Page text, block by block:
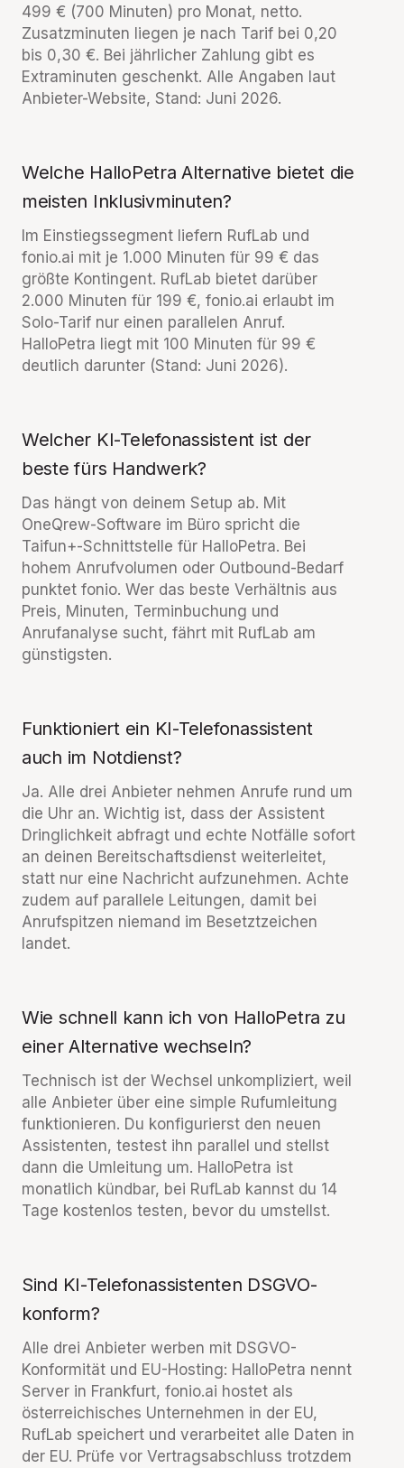
499 € (700 Minuten) pro Monat, netto.
Zusatzminuten liegen je nach Tarif bei 0,20
bis 0,30 €. Bei jährlicher Zahlung gibt es
Extraminuten geschenkt. Alle Angaben laut
Anbieter-Website, Stand: Juni 2026.
Welche HalloPetra Alternative bietet die
meisten Inklusivminuten?
Im Einstiegssegment liefern RufLab und
fonio.ai mit je 1.000 Minuten für 99 € das
größte Kontingent. RufLab bietet darüber
2.000 Minuten für 199 €, fonio.ai erlaubt im
Solo-Tarif nur einen parallelen Anruf.
HalloPetra liegt mit 100 Minuten für 99 €
deutlich darunter (Stand: Juni 2026).
Welcher KI-Telefonassistent ist der
beste fürs Handwerk?
Das hängt von deinem Setup ab. Mit
OneQrew-Software im Büro spricht die
Taifun+-Schnittstelle für HalloPetra. Bei
hohem Anrufvolumen oder Outbound-Bedarf
punktet fonio. Wer das beste Verhältnis aus
Preis, Minuten, Terminbuchung und
Anrufanalyse sucht, fährt mit RufLab am
günstigsten.
Funktioniert ein KI-Telefonassistent
auch im Notdienst?
Ja. Alle drei Anbieter nehmen Anrufe rund um
die Uhr an. Wichtig ist, dass der Assistent
Dringlichkeit abfragt und echte Notfälle sofort
an deinen Bereitschaftsdienst weiterleitet,
statt nur eine Nachricht aufzunehmen. Achte
zudem auf parallele Leitungen, damit bei
Anrufspitzen niemand im Besetztzeichen
landet.
Wie schnell kann ich von HalloPetra zu
einer Alternative wechseln?
Technisch ist der Wechsel unkompliziert, weil
alle Anbieter über eine simple Rufumleitung
funktionieren. Du konfigurierst den neuen
Assistenten, testest ihn parallel und stellst
dann die Umleitung um. HalloPetra ist
monatlich kündbar, bei RufLab kannst du 14
Tage kostenlos testen, bevor du umstellst.
Sind KI-Telefonassistenten DSGVO-
konform?
Alle drei Anbieter werben mit DSGVO-
Konformität und EU-Hosting: HalloPetra nennt
Server in Frankfurt, fonio.ai hostet als
österreichisches Unternehmen in der EU,
RufLab speichert und verarbeitet alle Daten in
der EU. Prüfe vor Vertragsabschluss trotzdem